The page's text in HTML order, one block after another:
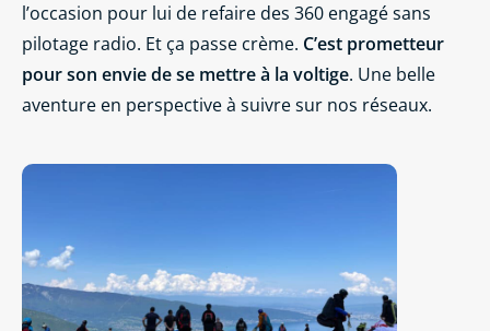
l’occasion pour lui de refaire des 360 engagé sans
pilotage radio. Et ça passe crème. C’est prometteur
pour son envie de se mettre à la voltige. Une belle
aventure en perspective à suivre sur nos réseaux.